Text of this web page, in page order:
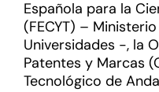
Española para la
(FECYT) –
Universidades -, la
Patentes y Marcas
Tecnológico de